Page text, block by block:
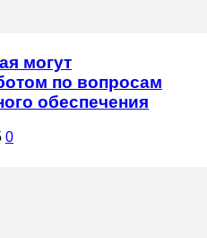
могут
по вопросам
обеспечения
0